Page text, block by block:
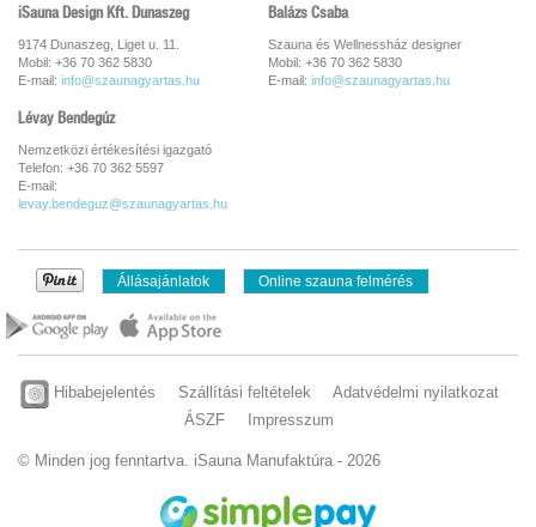
iSauna Design Kft. Dunaszeg
9174 Dunaszeg, Liget u. 11.
Mobil: +36 70 362 5830
E-mail: info@szaunagyartas.hu
Balázs Csaba
Szauna és Wellnessház designer
Mobil: +36 70 362 5830
E-mail: info@szaunagyartas.hu
Lévay Bendegúz
Nemzetközi értékesítési igazgató
Telefon: +36 70 362 5597
E-mail:
levay.bendeguz@szaunagyartas.hu
Állásajánlatok Online szauna felmérés
Hibabejelentés Szállítási feltételek
Adatvédelmi nyilatkozat
ÁSZF
Impresszum
© Minden jog fenntartva. iSauna Manufaktúra - 2026